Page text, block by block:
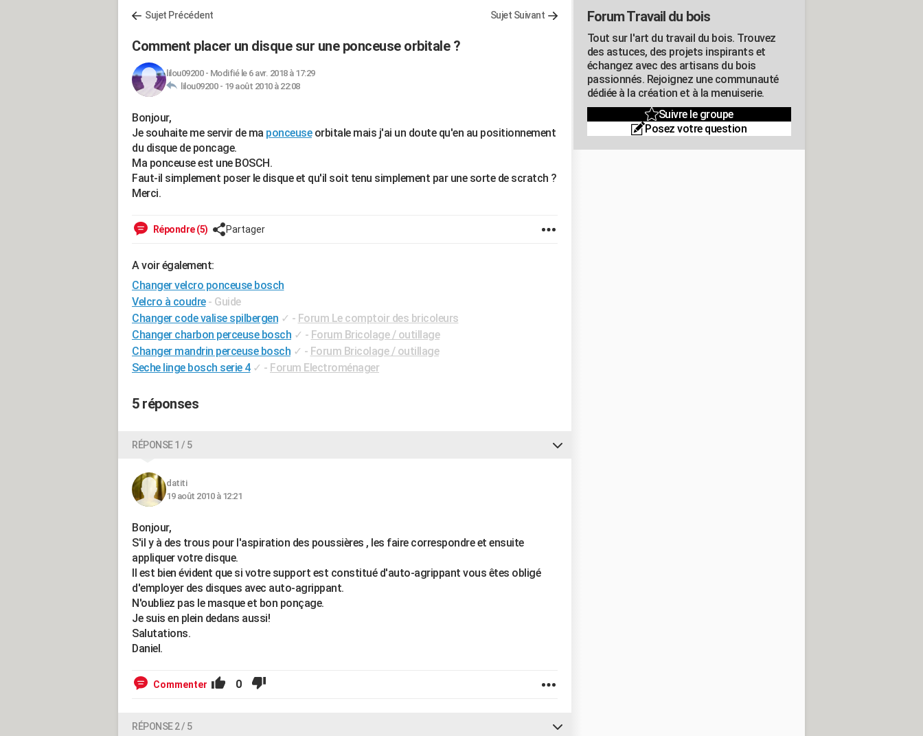
Sujet Précédent Sujet Suivant
Comment placer un disque sur une ponceuse orbitale ?
lilou09200- Modifié le 6 avr. 2018 à 17:29
lilou09200 - 19 août 2010 à 22:08
Bonjour,
Je souhaite me servir de ma ponceuseorbitale mais j'ai un doute qu'en au positionnement
du disque de poncage.
Ma ponceuse est une BOSCH.
Faut-il simplement poser le disque et qu'il soit tenu simplement par une sorte de scratch ?
Merci.
Répondre (5) Partager
A voir également:
Changer velcro ponceuse bosch
Velcro à coudre - Guide
Changer code valise spilbergen ✓ - Forum Le comptoir des bricoleurs
Changer charbon perceuse bosch ✓ - Forum Bricolage / outillage
Changer mandrin perceuse bosch ✓ - Forum Bricolage / outillage
Seche linge bosch serie 4 ✓ - Forum Electroménager
5 réponses
RÉPONSE 1 / 5
datiti
19 août 2010 à 12:21
Bonjour,
S'il y à des trous pour l'aspiration des poussières , les faire correspondre et ensuite
appliquer votre disque.
Il est bien évident que si votre support est constitué d'auto-agrippant vous êtes obligé
d'employer des disques avec auto-agrippant.
N'oubliez pas le masque et bon ponçage.
Je suis en plein dedans aussi!
Salutations.
Daniel.
Commenter 0
RÉPONSE 2 / 5
Forum Travail du bois
Tout sur l'art du travail du bois. Trouvez
des astuces, des projets inspirants et
échangez avec des artisans du bois
passionnés. Rejoignez une communauté
dédiée à la création et à la menuiserie.
Suivre le groupe
Posez votre question